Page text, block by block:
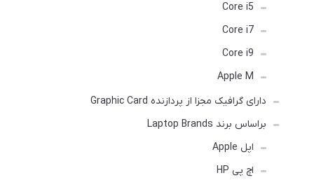
Core i5
Core i7
Core i9
Apple M
دارای گرافیک مجزا از پردازنده Graphic Card
براساس برند Laptop Brands
اپل Apple
اچ پی HP